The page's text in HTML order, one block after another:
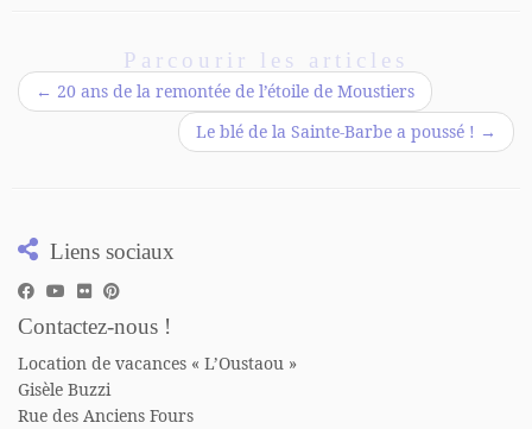
Parcourir les articles
← 20 ans de la remontée de l’étoile de Moustiers
Le blé de la Sainte-Barbe a poussé ! →
Liens sociaux
Contactez-nous !
Location de vacances « L’Oustaou »
Gisèle Buzzi
Rue des Anciens Fours